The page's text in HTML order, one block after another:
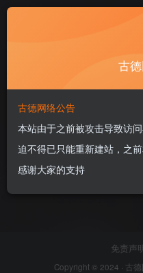
免责声
Copyright © 2024 · 古
古
古德网络公告
本站由于之前被攻击导致访
迫不得已只能重新建站，之
感谢大家的支持